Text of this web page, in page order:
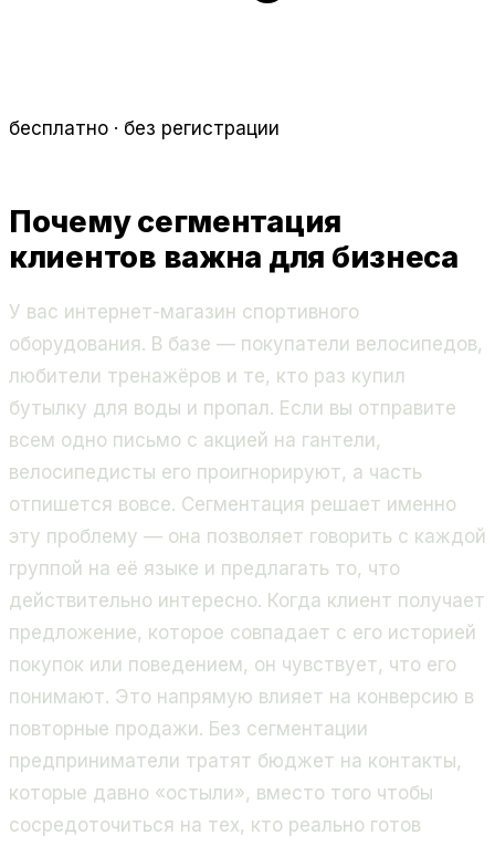
бесплатно · без регистрации
Почему сегментация
клиентов важна для бизнеса
У вас интернет-магазин спортивного
оборудования. В базе — покупатели велосипедов,
любители тренажёров и те, кто раз купил
бутылку для воды и пропал. Если вы отправите
всем одно письмо с акцией на гантели,
велосипедисты его проигнорируют, а часть
отпишется вовсе. Сегментация решает именно
эту проблему — она позволяет говорить с каждой
группой на её языке и предлагать то, что
действительно интересно. Когда клиент получает
предложение, которое совпадает с его историей
покупок или поведением, он чувствует, что его
понимают. Это напрямую влияет на конверсию в
повторные продажи. Без сегментации
предприниматели тратят бюджет на контакты,
которые давно «остыли», вместо того чтобы
сосредоточиться на тех, кто реально готов